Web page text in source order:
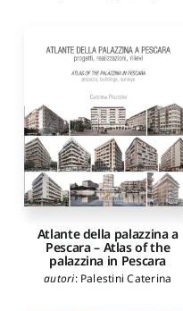
Matteis Gianfranco,Di
Bucchianico Giuseppe
Nicolantonio Massimo
Sivo Michele
Matteo
,Fabietti Valter,
Ferrini Susanna,Fiadino
Adele,Fusero Paolo,
Garofalo Francesco,Ghisetti
Giavarina Adriano,
Giannantonio Raffaele,
Gruosso Stefania,Husukic
Erna,Klaric Sanela,Korlaet
Marano Antonio,Mascarucci
Roberto,Misino Paola,
Odobasic Lejla,Papa
Doriana,Pignatti Lorenzo
Atlante della palazzina a
Pescara – Atlas of the
palazzina in Pescara
autori: Palestini Caterina